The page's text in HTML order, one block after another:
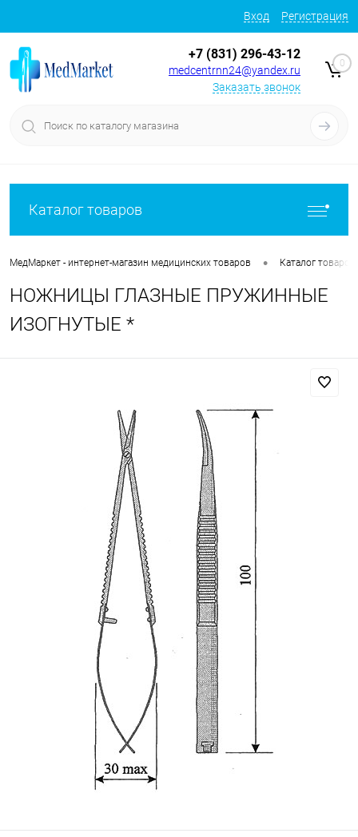
Вход Регистрация
+7 (831) 296-43-12
medcentrnn24@yandex.ru
Заказать звонок
0
Каталог товаров
МедМаркет - интернет-магазин медицинских товаров • Каталог товаров
НОЖНИЦЫ ГЛАЗНЫЕ ПРУЖИННЫЕ
ИЗОГНУТЫЕ *